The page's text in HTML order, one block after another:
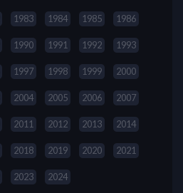
1983 1984 1985 1986
1990 1991 1992 1993
1997 1998 1999 2000
2004 2005 2006 2007
2011 2012 2013 2014
2018 2019 2020 2021
2023 2024